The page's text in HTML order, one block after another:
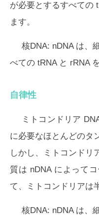
が必要とするすべての
ます。
核DNA: nDNA は、
べての tRNA と rRNA
自律性
ミトコンドリア
に必要なほとんどのタ
しかし、ミトコンドリ
質は nDNA によって
て、ミトコンドリアは
核DNA: nDNA は、